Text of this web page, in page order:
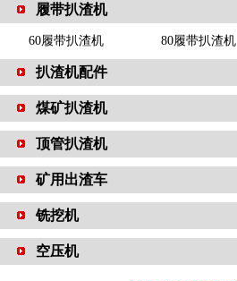
履带扒渣机
60履带扒渣机 80履带扒渣机
扒渣机配件
煤矿扒渣机
顶管扒渣机
矿用出渣车
铣挖机
空压机